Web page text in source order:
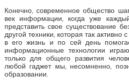
Конечно, современное общество
век информации, когда уже
представить свое существование
другой техники, которая так активно
в его жизнь и по сей день
информационные технологии
только для общего развития
любой гаджет мы, несомненно,
образовании.